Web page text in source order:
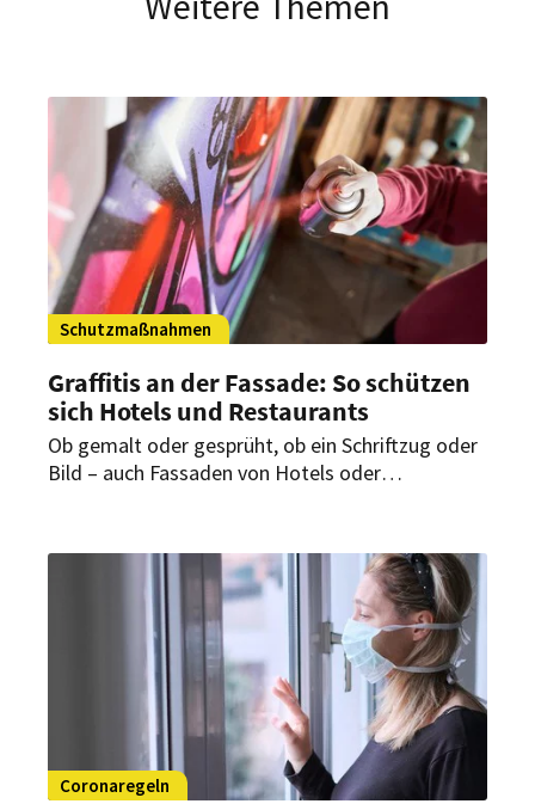
Schutzmaßnahmen
Graffitis an der Fassade: So schützen
sich Hotels und Restaurants
Ob gemalt oder gesprüht, ob ein Schriftzug oder
Bild – auch Fassaden von Hotels oder
was vorbeugend hilft.
Coronaregeln